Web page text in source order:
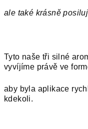
ale také krásně
Tyto naše tři silné
vyvíjíme právě ve
aby byla aplikace
kdekoli.